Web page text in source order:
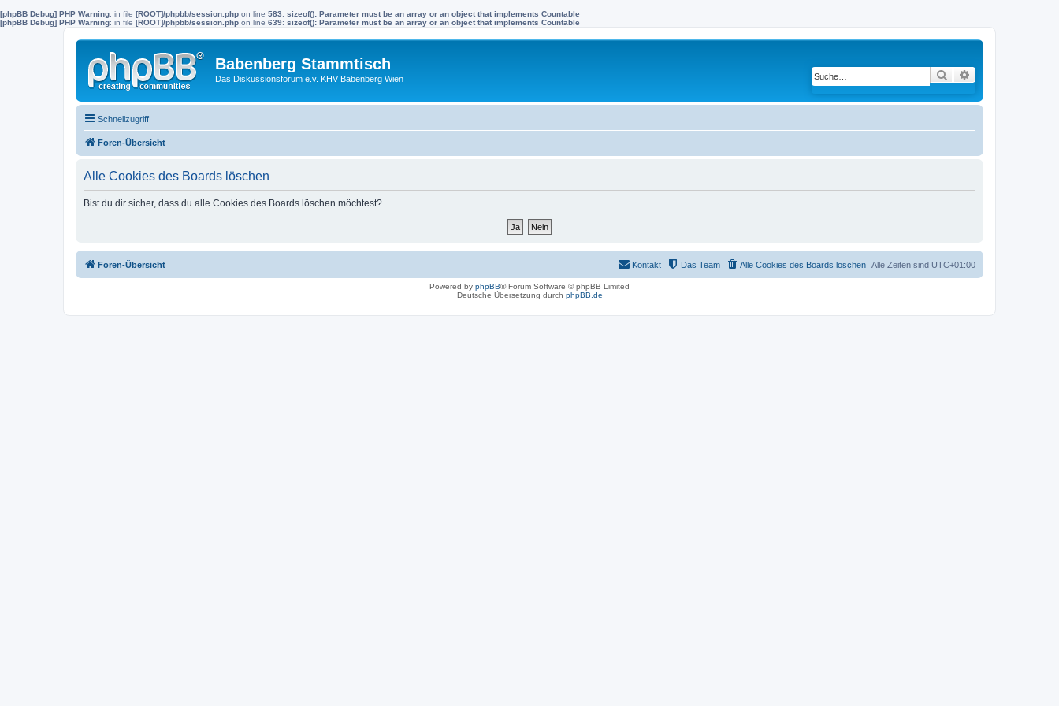
[phpBB Debug] PHP Warning: in file [ROOT]/phpbb/session.php on line 583: sizeof(): Parameter must be an array or an object that implements Countable
[phpBB Debug] PHP Warning: in file [ROOT]/phpbb/session.php on line 639: sizeof(): Parameter must be an array or an object that implements Countable
Babenberg Stammtisch
Das Diskussionsforum e.v. KHV Babenberg Wien Suche
Schnellzugriff
Foren-Übersicht
Alle Cookies des Boards löschen
Bist du dir sicher, dass du alle Cookies des Boards löschen möchtest?
Foren-Übersicht Alle Zeiten sind UTC+01:00
Alle Cookies des Boards löschen
Das Team
Kontakt
Powered by phpBB® Forum Software © phpBB Limited
Deutsche Übersetzung durch phpBB.de